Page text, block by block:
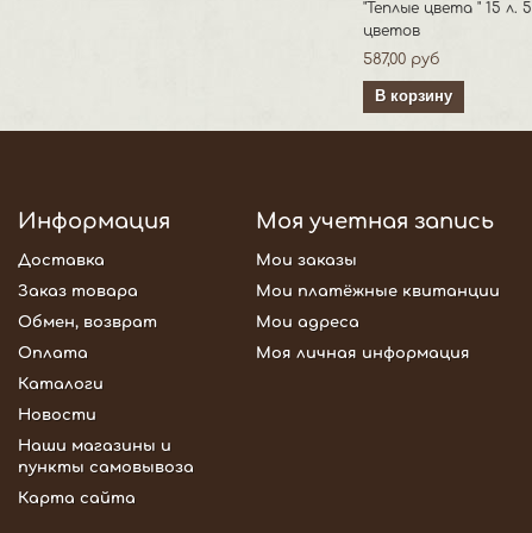
"Теплые цвета " 15 л. 5
цветов
587,00 руб
В корзину
Информация
Доставка
Заказ товара
Обмен, возврат
Оплата
Каталоги
Новости
Наши магазины и
пункты самовывоза
Карта сайта
Моя учетная запись
Мои заказы
Мои платёжные квитанции
Мои адреса
Моя личная информация